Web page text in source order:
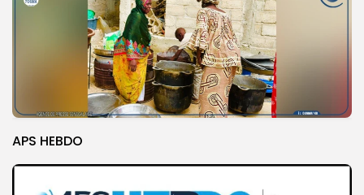
APS HEBDO